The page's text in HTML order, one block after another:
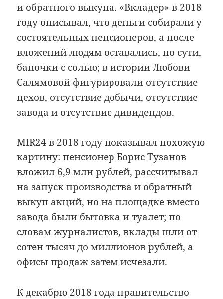
и обратного выкупа. «Вкладер» в 2018
году описывал, что деньги собирали у
состоятельных пенсионеров, а после
вложений людям оставались, по сути,
баночки с солью; в истории Любови
Салямовой фигурировали отсутствие
цехов, отсутствие добычи, отсутствие
завода и отсутствие дивидендов.
MIR24 в 2018 годупоказывалпохожую
картину: пенсионер Борис Тузанов
вложил 6,9 млн рублей, рассчитывал
на запуск производства и обратный
выкуп акций, но на площадке вместо
завода были бытовка и туалет; по
словам журналистов, вклады шли от
сотен тысяч до миллионов рублей, а
офисы продаж затем исчезали.
К декабрю 2018 года правительство